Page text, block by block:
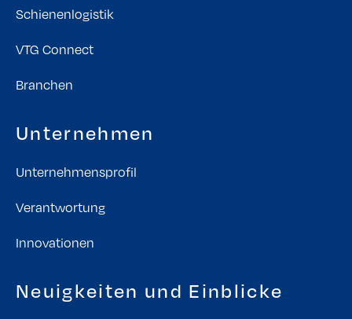
Schienenlogistik
VTG Connect
Branchen
Unternehmen
Unternehmensprofil
Verantwortung
Innovationen
Neuigkeiten und Einblicke